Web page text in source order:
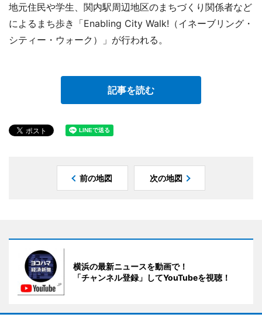
地元住民や学生、関内駅周辺地区のまちづくり関係者など
によるまち歩き「Enabling City Walk!（イネーブリング・
シティー・ウォーク）」が行われる。
記事を読む
前の地図 次の地図
横浜の最新ニュースを動画で！
「チャンネル登録」してYouTubeを視聴！